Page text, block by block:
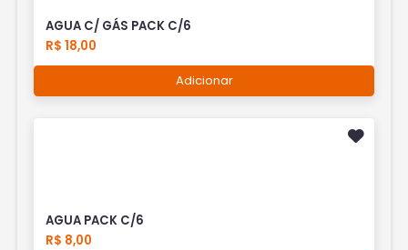
AGUA C/ GÁS PACK C/6
R$ 18,00
Adicionar
AGUA PACK C/6
R$ 8,00